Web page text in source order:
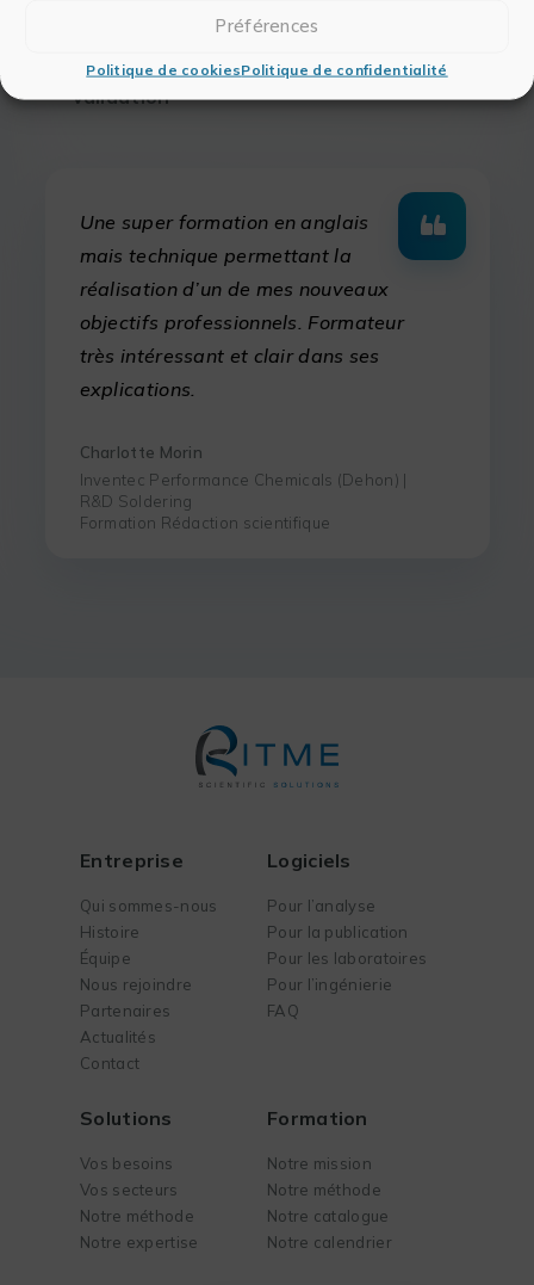
Préférences
Politique de cookiesPolitique de confidentialité
réglementation, dequalificationet de
validation
Une super formation en anglais
mais technique permettant la
réalisation d’un de mes nouveaux
objectifs professionnels. Formateur
très intéressant et clair dans ses
explications.
Charlotte Morin
Inventec Performance Chemicals (Dehon) |
R&D Soldering
Formation Rédaction scientifique
Entreprise
Qui sommes-nous
Histoire
Équipe
Nous rejoindre
Partenaires
Actualités
Contact
Logiciels
Pour l’analyse
Pour la publication
Pour les laboratoires
Pour l’ingénierie
FAQ
Solutions
Vos besoins
Vos secteurs
Notre méthode
Notre expertise
Formation
Notre mission
Notre méthode
Notre catalogue
Notre calendrier